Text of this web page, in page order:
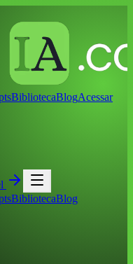
BibliotecaBlogAcessar
BibliotecaBlog